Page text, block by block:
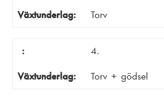
Växtunderlag:
Torv
:
4.
Växtunderlag:
Torv + gödsel